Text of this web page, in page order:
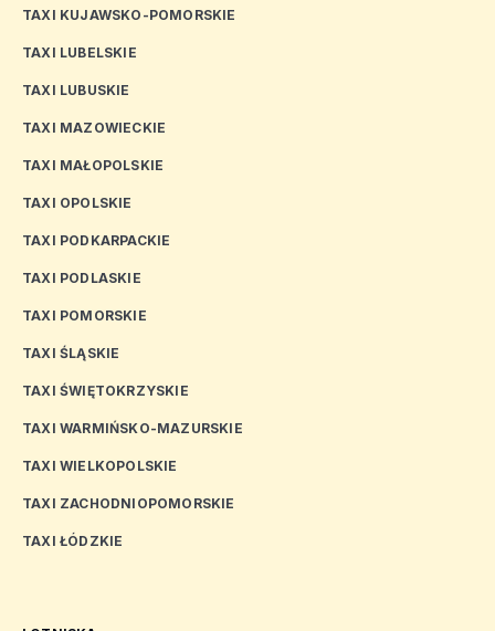
TAXI KUJAWSKO-POMORSKIE
TAXI LUBELSKIE
TAXI LUBUSKIE
TAXI MAZOWIECKIE
TAXI MAŁOPOLSKIE
TAXI OPOLSKIE
TAXI PODKARPACKIE
TAXI PODLASKIE
TAXI POMORSKIE
TAXI ŚLĄSKIE
TAXI ŚWIĘTOKRZYSKIE
TAXI WARMIŃSKO-MAZURSKIE
TAXI WIELKOPOLSKIE
TAXI ZACHODNIOPOMORSKIE
TAXI ŁÓDZKIE